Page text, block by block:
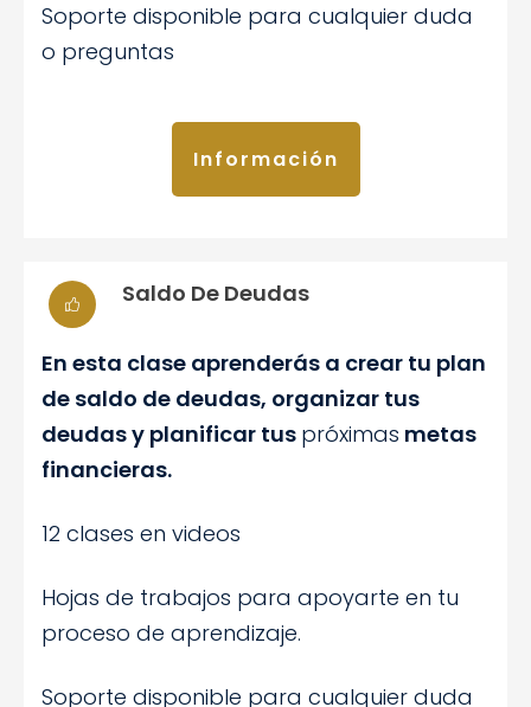
Soporte disponible para cualquier duda
o preguntas
Información
Saldo De Deudas
En esta clase aprenderás a crear tu plan
de saldo de deudas, organizar tus
deudas y planificar tus próximas metas
financieras.
12 clases en videos
Hojas de trabajos para apoyarte en tu
proceso de aprendizaje.
Soporte disponible para cualquier duda